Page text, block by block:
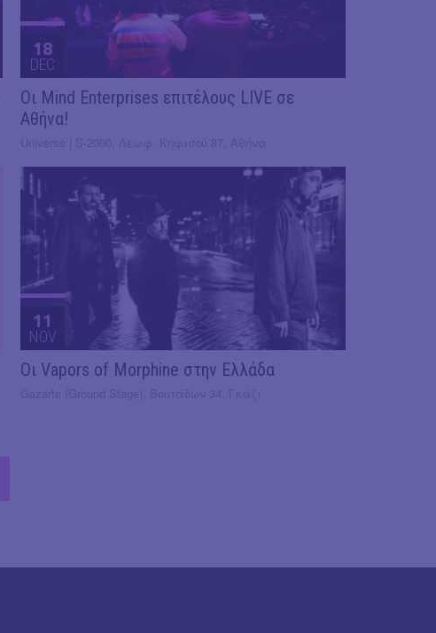
18
DEC
Οι Mind Enterprises επιτέλους LIVE σε
Αθήνα!
11
NOV
Οι Vapors of Morphine στην Ελλάδα